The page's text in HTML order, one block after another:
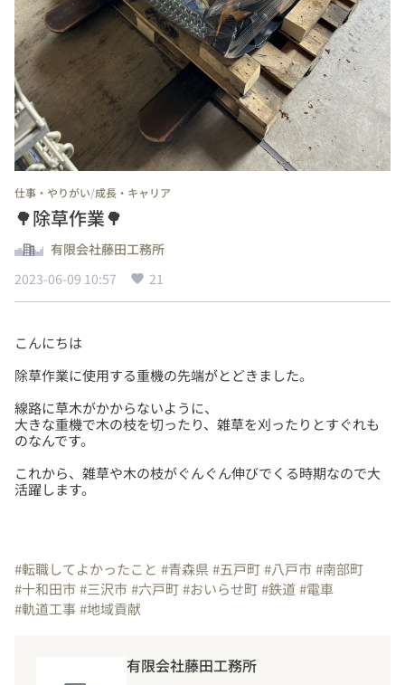
仕事・やりがい/成長・キャリア
🌳除草作業🌳
有限会社藤田工務所
2023-06-09 10:57
21
線路に草木がかからないように、
大きな重機で木の枝を切ったり、雑草を刈ったりとすぐれも
これから、雑草や木の枝がぐんぐん伸びでくる時期なので大
活躍します。
#転職してよかったこと #青森県#五戸町#八戸市 #南部町
#十和田市 #三沢市 #六戸町#おいらせ町#鉄道 #電車
#軌道工事#地域貢献
有限会社藤田工務所